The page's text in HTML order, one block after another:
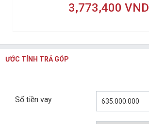
3,773,400 VND
ƯỚC TÍNH TRẢ GÓP
Số tiền vay